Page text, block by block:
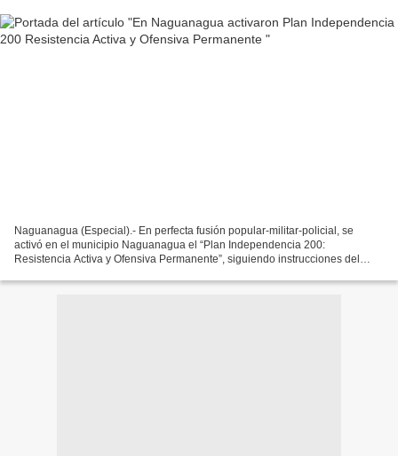
Naguanagua (Especial).- En perfecta fusión popular-militar-policial, se
activó en el municipio Naguanagua el “Plan Independencia 200:
Resistencia Activa y Ofensiva Permanente”, siguiendo instrucciones del